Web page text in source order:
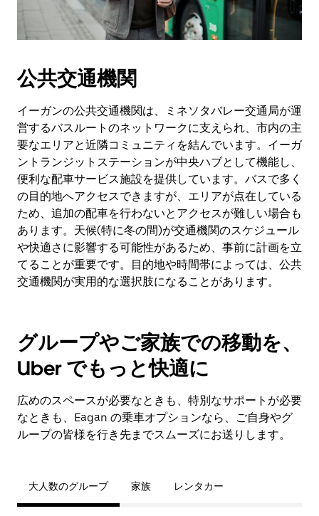
公共交通機関
イーガンの公共交通機関は、ミネソタバレー交通局が運
営するバスルートのネットワークに支えられ、市内の主
要なエリアと近隣コミュニティを結んでいます。イーガ
ントランジットステーションが中央ハブとして機能し、
便利な配車サービス施設を提供しています。バスで多く
の目的地へアクセスできますが、エリアが点在している
ため、追加の配車を行わないとアクセスが難しい場合も
あります。天候(特に冬の間)が交通機関のスケジュール
や快適さに影響する可能性があるため、事前に計画を立
てることが重要です。目的地や時間帯によっては、公共
交通機関が実用的な選択肢になることがあります。
グループやご家族での移動を、
Uber でもっと快適に
広めのスペースが必要なときも、特別なサポートが必要
なときも、Eagan の乗車オプションなら、ご自身やグ
ループの皆様を行き先までスムーズにお送りします。
大人数のグループ 家族 レンタカー